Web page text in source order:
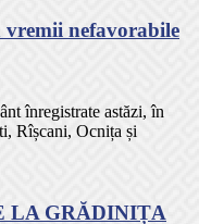
nefavorabile
înregistrate astăzi, în
Rîșcani, Ocnița și
LA GRĂDINIȚA